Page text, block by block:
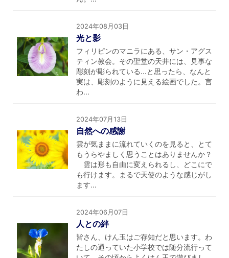
2024年08月03日
光と影
フィリピンのマニラにある、サン・アグス
ティン教会。その聖堂の天井には、見事な
彫刻が彫られている...と思ったら、なんと
実は、彫刻のように見える絵画でした。言
わ...
2024年07月13日
自然への感謝
雲が気ままに流れていくのを見ると、とて
もうらやましく思うことはありませんか？
雲は形も自由に変えられるし、どこにで
も行けます。まるで天使のような感じがし
ます...
2024年06月07日
人との絆
皆さん、けん玉はご存知だと思います。わ
たしの通っていた小学校では随分流行って